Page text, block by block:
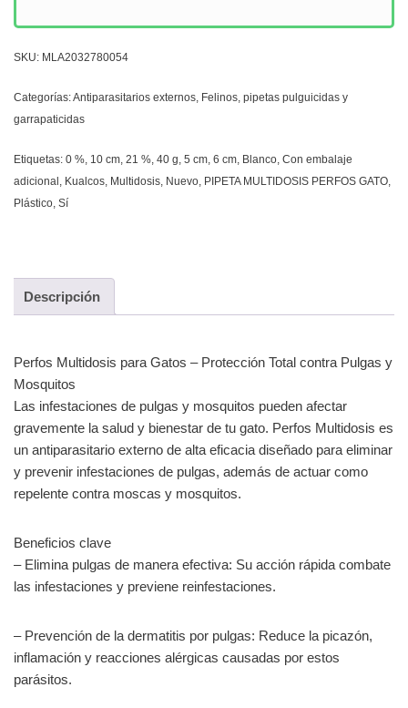
SKU: MLA2032780054
Categorías:Antiparasitarios externos, Felinos, pipetas pulguicidas y
garrapaticidas
Etiquetas: 0 %, 10 cm, 21 %, 40 g, 5 cm, 6 cm, Blanco, Con embalaje
adicional , Kualcos, Multidosis, Nuevo, PIPETA MULTIDOSIS PERFOS GATO,
Plástico, Sí
Descripción
Perfos Multidosis para Gatos – Protección Total contra Pulgas y
Mosquitos
Las infestaciones de pulgas y mosquitos pueden afectar
gravemente la salud y bienestar de tu gato. Perfos Multidosis es
un antiparasitario externo de alta eficacia diseñado para eliminar
y prevenir infestaciones de pulgas, además de actuar como
repelente contra moscas y mosquitos.
Beneficios clave
– Elimina pulgas de manera efectiva: Su acción rápida combate
las infestaciones y previene reinfestaciones.
– Prevención de la dermatitis por pulgas: Reduce la picazón,
inflamación y reacciones alérgicas causadas por estos
parásitos.